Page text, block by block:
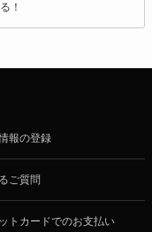
！
報の登録
ご質問
トカードでのお支払い